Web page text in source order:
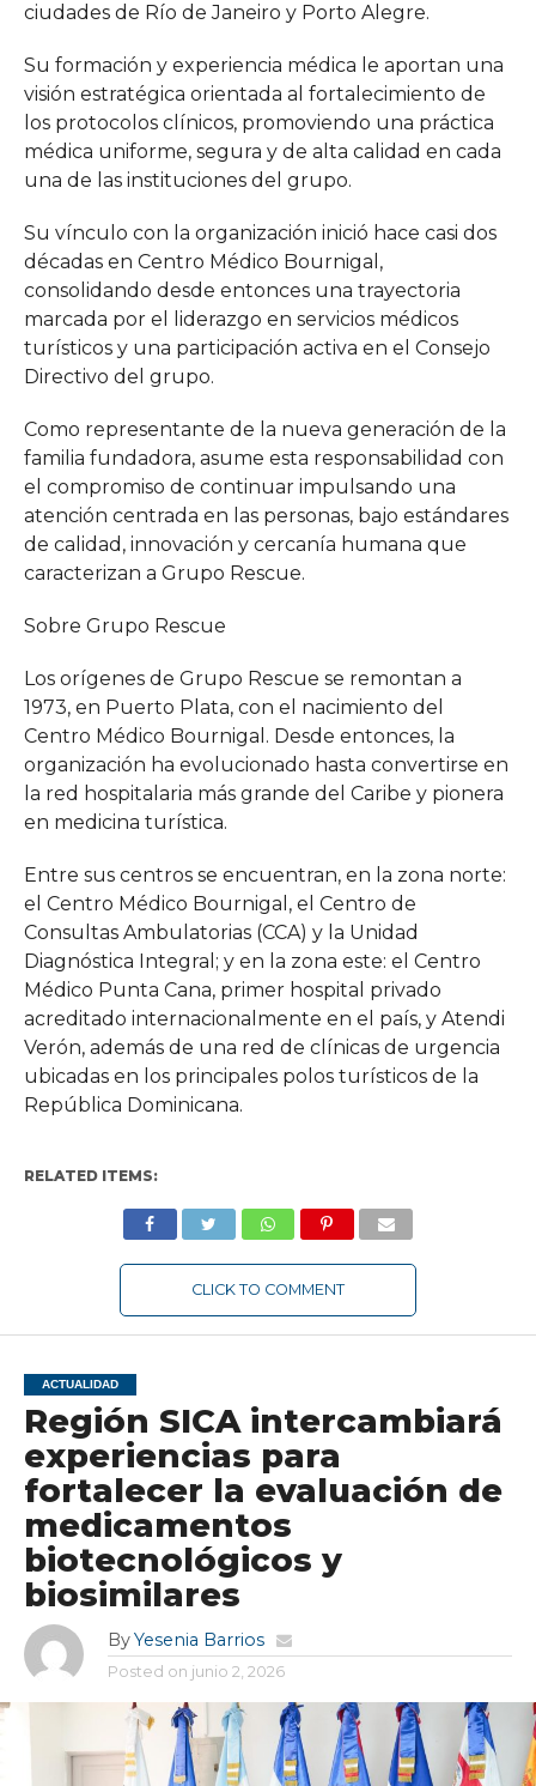
ciudades de Río de Janeiro y Porto Alegre.
Su formación y experiencia médica le aportan una
visión estratégica orientada al fortalecimiento de
los protocolos clínicos, promoviendo una práctica
médica uniforme, segura y de alta calidad en cada
una de las instituciones del grupo.
Su vínculo con la organización inició hace casi dos
décadas en Centro Médico Bournigal,
consolidando desde entonces una trayectoria
marcada por el liderazgo en servicios médicos
turísticos y una participación activa en el Consejo
Directivo del grupo.
Como representante de la nueva generación de la
familia fundadora, asume esta responsabilidad con
el compromiso de continuar impulsando una
atención centrada en las personas, bajo estándares
de calidad, innovación y cercanía humana que
caracterizan a Grupo Rescue.
Sobre Grupo Rescue
Los orígenes de Grupo Rescue se remontan a
1973, en Puerto Plata, con el nacimiento del
Centro Médico Bournigal. Desde entonces, la
organización ha evolucionado hasta convertirse en
la red hospitalaria más grande del Caribe y pionera
en medicina turística.
Entre sus centros se encuentran, en la zona norte:
el Centro Médico Bournigal, el Centro de
Consultas Ambulatorias (CCA) y la Unidad
Diagnóstica Integral; y en la zona este: el Centro
Médico Punta Cana, primer hospital privado
acreditado internacionalmente en el país, y Atendi
Verón, además de una red de clínicas de urgencia
ubicadas en los principales polos turísticos de la
República Dominicana.
RELATED ITEMS:
CLICK TO COMMENT
ACTUALIDAD
Región SICA intercambiará
experiencias para
fortalecer la evaluación de
medicamentos
biotecnológicos y
biosimilares
ByYesenia Barrios
Posted on junio 2, 2026